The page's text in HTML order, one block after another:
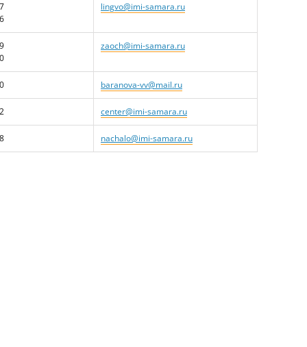
lingvo@imi-samara.ru
zaoch@imi-samara.ru
baranova-vv@mail.ru
center@imi-samara.ru
nachalo@imi-samara.ru